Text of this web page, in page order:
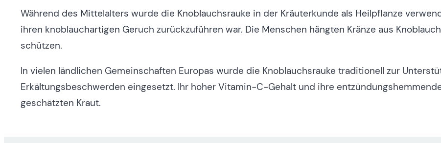
Während des Mittelalters wurde die Knoblauchsrauke in der Kräuterkunde als Heilpflanze
ihren knoblauchartigen Geruch zurückzuführen war. Die Menschen hängten Kränze aus
schützen.
In vielen ländlichen Gemeinschaften Europas wurde die Knoblauchsrauke traditionell zur
Erkältungsbeschwerden eingesetzt. Ihr hoher Vitamin-C-Gehalt und ihre
geschätzten Kraut.